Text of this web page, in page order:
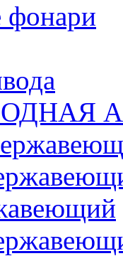
фонари